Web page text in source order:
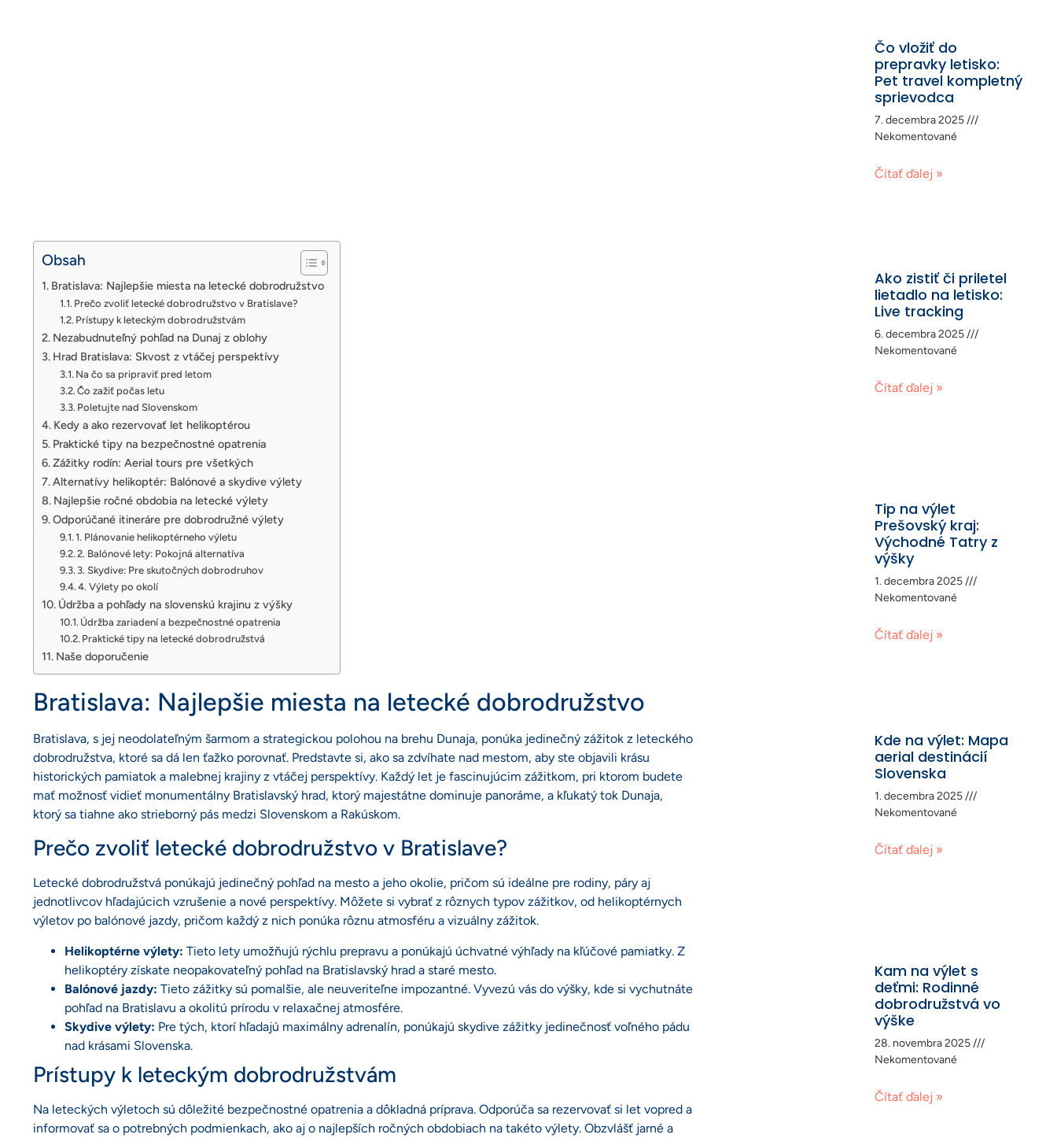
Obsah
Bratislava: Najlepšie miesta na letecké dobrodružstvo
Prečo zvoliť letecké dobrodružstvo v Bratislave?
Prístupy k leteckým dobrodružstvám
Nezabudnuteľný pohľad na Dunaj z oblohy
Hrad Bratislava: Skvost z vtáčej perspektívy
Na čo sa pripraviť pred letom
Čo zažiť počas letu
Poletujte nad Slovenskom
Kedy a ako rezervovať let helikoptérou
Praktické tipy na bezpečnostné opatrenia
Zážitky rodín: Aerial tours pre všetkých
Alternatívy helikoptér: Balónové a skydive výlety
Najlepšie ročné obdobia na letecké výlety
Odporúčané itineráre pre dobrodružné výlety
1. Plánovanie helikoptérneho výletu
2. Balónové lety: Pokojná alternatíva
3. Skydive: Pre skutočných dobrodruhov
4. Výlety po okolí
Údržba a pohľady na slovenskú krajinu z výšky
Údržba zariadení a bezpečnostné opatrenia
Praktické tipy na letecké dobrodružstvá
Naše doporučenie
Bratislava: Najlepšie miesta na letecké dobrodružstvo
Bratislava, s jej neodolateľným šarmom a strategickou polohou na brehu Dunaja, ponúka jedinečný zážitok z leteckého
dobrodružstva, ktoré sa dá len ťažko porovnať. Predstavte si, ako sa zdvíhate nad mestom, aby ste objavili krásu
historických pamiatok a malebnej krajiny z vtáčej perspektívy. Každý let je fascinujúcim zážitkom, pri ktorom budete
mať možnosť vidieť monumentálny Bratislavský hrad, ktorý majestátne dominuje panoráme, a kľukatý tok Dunaja,
ktorý sa tiahne ako strieborný pás medzi Slovenskom a Rakúskom.
Prečo zvoliť letecké dobrodružstvo v Bratislave?
Letecké dobrodružstvá ponúkajú jedinečný pohľad na mesto a jeho okolie, pričom sú ideálne pre rodiny, páry aj
jednotlivcov hľadajúcich vzrušenie a nové perspektívy. Môžete si vybrať z rôznych typov zážitkov, od helikoptérnych
výletov po balónové jazdy, pričom každý z nich ponúka rôznu atmosféru a vizuálny zážitok.
Helikoptérne výlety: Tieto lety umožňujú rýchlu prepravu a ponúkajú úchvatné výhľady na kľúčové pamiatky. Z
helikoptéry získate neopakovateľný pohľad na Bratislavský hrad a staré mesto.
Balónové jazdy: Tieto zážitky sú pomalšie, ale neuveriteľne impozantné. Vyvezú vás do výšky, kde si vychutnáte
pohľad na Bratislavu a okolitú prírodu v relaxačnej atmosfére.
Skydive výlety: Pre tých, ktorí hľadajú maximálny adrenalín, ponúkajú skydive zážitky jedinečnosť voľného pádu
nad krásami Slovenska.
Prístupy k leteckým dobrodružstvám
Na leteckých výletoch sú dôležité bezpečnostné opatrenia a dôkladná príprava. Odporúča sa rezervovať si let vopred a
informovať sa o potrebných podmienkach, ako aj o najlepších ročných obdobiach na takéto výlety. Obzvlášť jarné a
Čo vložiť do
prepravky letisko:
Pet travel kompletný
sprievodca
7. decembra 2025
Nekomentované
Čítať ďalej »
Ako zistiť či priletel
lietadlo na letisko:
Live tracking
6. decembra 2025
Nekomentované
Čítať ďalej »
Tip na výlet
Prešovský kraj:
Východné Tatry z
výšky
1. decembra 2025
Nekomentované
Čítať ďalej »
Kde na výlet: Mapa
aerial destinácií
Slovenska
1. decembra 2025
Nekomentované
Čítať ďalej »
Kam na výlet s
deťmi: Rodinné
dobrodružstvá vo
výške
28. novembra 2025
Nekomentované
Čítať ďalej »